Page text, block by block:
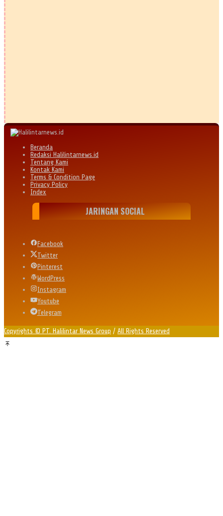
Beranda
Redaksi Halilintarnews.id
Tentang Kami
Kontak Kami
Terms & Condition Page
Privacy Policy
Index
JARINGAN SOCIAL
Facebook
Twitter
Pinterest
WordPress
Instagram
Youtube
Telegram
Copyrights © PT. Halilintar News Group / All Rights Reserved